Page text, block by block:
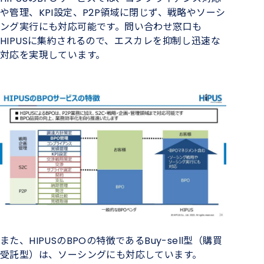
や管理、KPI設定、P2P領域に閉じず、戦略やソーシ
ング実行にも対応可能です。問い合わせ窓口も
HIPUSに集約されるので、エスカレを抑制し迅速な
対応を実現しています。
また、HIPUSのBPOの特徴であるBuy-sell型（購買
受託型）は、ソーシングにも対応しています。